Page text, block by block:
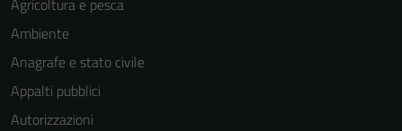
Agricoltura e pesca
Ambiente
Anagrafe e stato civile
Appalti pubblici
Autorizzazioni